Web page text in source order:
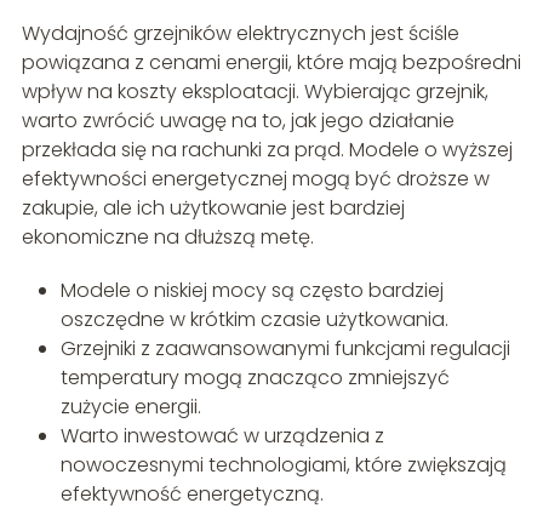
Wydajność grzejników elektrycznych jest ściśle
powiązana z cenami energii, które mają bezpośredni
wpływ na koszty eksploatacji. Wybierając grzejnik,
warto zwrócić uwagę na to, jak jego działanie
przekłada się na rachunki za prąd. Modele o wyższej
efektywności energetycznej mogą być droższe w
zakupie, ale ich użytkowanie jest bardziej
ekonomiczne na dłuższą metę.
Modele o niskiej mocy są często bardziej
oszczędne w krótkim czasie użytkowania.
Grzejniki z zaawansowanymi funkcjami regulacji
temperatury mogą znacząco zmniejszyć
zużycie energii.
Warto inwestować w urządzenia z
nowoczesnymi technologiami, które zwiększają
efektywność energetyczną.